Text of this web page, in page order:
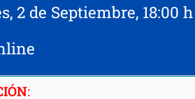
2 de Septiembre, 18:00 h
: